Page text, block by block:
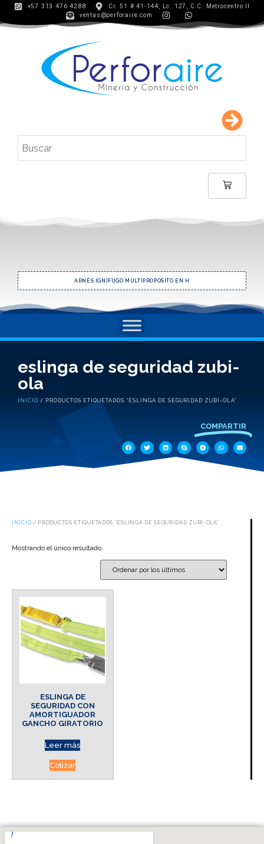
+57 313 476 4288
Cr. 51 # 41-144, Lc. 127, C.C. Metrocentro II
ventas@perforaire.com
ARNÉS IGNÍFUGO MULTIPROPOSITO EN H
eslinga de seguridad zubi-
ola
INICIO / PRODUCTOS ETIQUETADOS “ESLINGA DE SEGURIDAD ZUBI-OLA”
COMPARTIR
INICIO / PRODUCTOS ETIQUETADOS “ESLINGA DE SEGURIDAD ZUBI-OLA”
Mostrando el único resultado
ESLINGA DE
SEGURIDAD CON
AMORTIGUADOR
GANCHO GIRATORIO
Leer más
Cotizar